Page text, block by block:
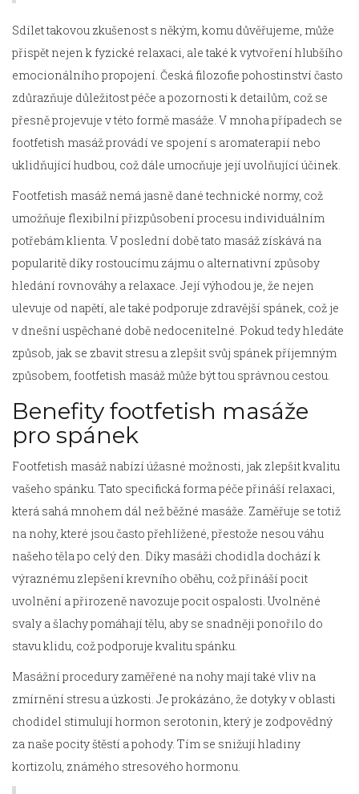
Sdílet takovou zkušenost s někým, komu důvěřujeme, může
přispět nejen k fyzické relaxaci, ale také k vytvoření hlubšího
emocionálního propojení. Česká filozofie pohostinství často
zdůrazňuje důležitost péče a pozornosti k detailům, což se
přesně projevuje v této formě masáže. V mnoha případech se
footfetish masáž provádí ve spojení s aromaterapií nebo
uklidňující hudbou, což dále umocňuje její uvolňující účinek.
Footfetish masáž nemá jasně dané technické normy, což
umožňuje flexibilní přizpůsobení procesu individuálním
potřebám klienta. V poslední době tato masáž získává na
popularitě díky rostoucímu zájmu o alternativní způsoby
hledání rovnováhy a relaxace. Její výhodou je, že nejen
ulevuje od napětí, ale také podporuje zdravější spánek, což je
v dnešní uspěchané době nedocenitelné. Pokud tedy hledáte
způsob, jak se zbavit stresu a zlepšit svůj spánek příjemným
způsobem, footfetish masáž může být tou správnou cestou.
Benefity footfetish masáže
pro spánek
Footfetish masáž nabízí úžasné možnosti, jak zlepšit kvalitu
vašeho spánku. Tato specifická forma péče přináší relaxaci,
která sahá mnohem dál než běžné masáže. Zaměřuje se totiž
na nohy, které jsou často přehlížené, přestože nesou váhu
našeho těla po celý den. Díky masáži chodidla dochází k
výraznému zlepšení krevního oběhu, což přináší pocit
uvolnění a přirozeně navozuje pocit ospalosti. Uvolněné
svaly a šlachy pomáhají tělu, aby se snadněji ponořilo do
stavu klidu, což podporuje kvalitu spánku.
Masážní procedury zaměřené na nohy mají také vliv na
zmírnění stresu a úzkosti. Je prokázáno, že dotyky v oblasti
chodidel stimulují hormon serotonin, který je zodpovědný
za naše pocity štěstí a pohody. Tím se snižují hladiny
kortizolu, známého stresového hormonu.